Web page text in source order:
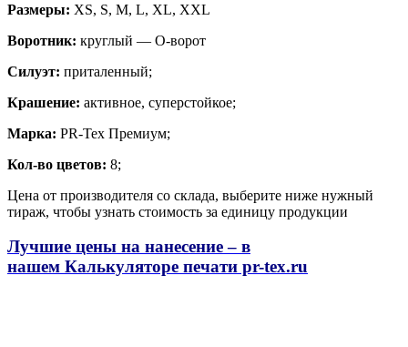
Размеры: XS, S, M, L, XL, XXL
Воротник: круглый — О-ворот
Силуэт: приталенный;
Крашение: активное, суперстойкое;
Марка: PR-Tex Премиум;
Кол-во цветов: 8;
Цена от производителя со склада, выберите ниже нужный
тираж, чтобы узнать стоимость за единицу продукции
Лучшие цены на нанесение – в
нашем Калькуляторе печати pr-tex.ru